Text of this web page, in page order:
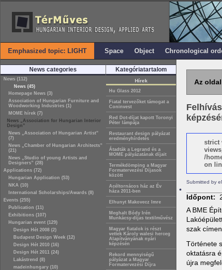
Emphasized topic: LIGHT Space Object Chronological
News categories
News (112)
News (45)
Homepage News (3)
Association of Hungarian Furniture and
Woodworking Industries (1)
MOME hírek (7)
News „Association for Hungarian Interior
Design”
News „Association of Hungarian Artist”
(7)
News „Chamber of Hungarian Architects”
(21)
News „Studio of young Artists and
Designers” (28)
Applications (72)
Hungarian Application (53)
NKA (10)
International Scholarships/Awards (8)
Events (255)
Publication (11)
Exhibitions (107)
Hungarian event (129)
Design Hét 2008 (2)
Budapest Design Week (12)
Design Hét 2010 (16)
Design Hét 2011 (24)
Lakástrend (8)
madeinhungary (10)
Kategóriatartalom
Hírek
Hu Glass 2012
Fiatal tervezőket támogat a
Coninvest
Red Dot-díjat kapott Toronyi
Péter lámpája
Restaurant design pályázat
eredményhírdetés
Átadták a Legrand és a
MOME pályázatának díjait
Termékdömping a Magyar
Formatervezési Díjasok
között
Acéltornácos ház az Év
háza 2011-ben
Elhunyt Makovecz Imre
Meghalt Bódy Irén
Munkácsy-díjas textilművész
Magyar fiatalok is részt
vettek Károly walesi herceg
Alapítványának nyári
képzésén
Rekord mennyiségű
pályázat a Magyar
Formatervezési Díjra
Az
strict
/
on
Submitted by
Időpont:
A BME
szak
Története
oktatásra
újra